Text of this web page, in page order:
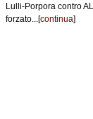
Lulli-Porpora contro
forzato...[continua]